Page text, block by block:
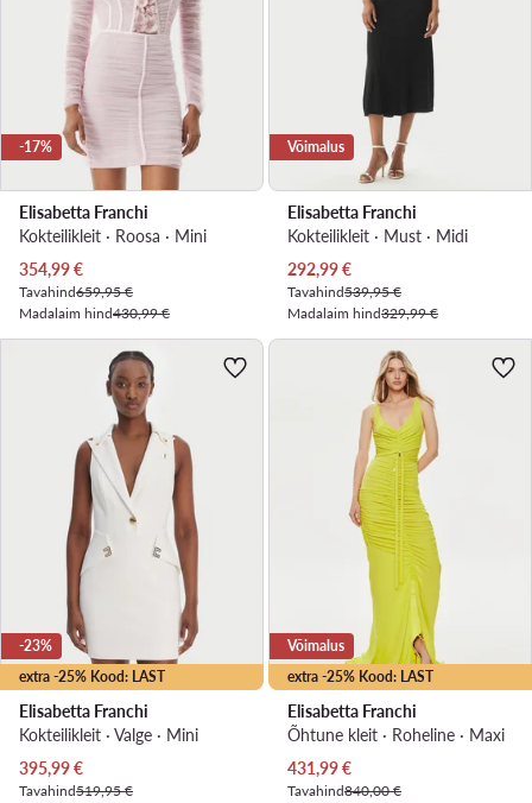
-17%
Elisabetta Franchi
Kokteilikleit · Roosa · Mini
Praegune hind
354,99€
Tavahind659,95 €
Madalaim hind430,99 €
Võimalus
Elisabetta Franchi
Kokteilikleit · Must · Midi
Praegune hind
292,99€
Tavahind539,95 €
Madalaim hind329,99 €
extra -25% Kood: LAST
-23%
Elisabetta Franchi
Kokteilikleit · Valge · Mini
Praegune hind
395,99€
Tavahind519,95 €
extra -25% Kood: LAST
Võimalus
Elisabetta Franchi
Õhtune kleit · Roheline · Maxi
Praegune hind
431,99€
Tavahind840,00 €